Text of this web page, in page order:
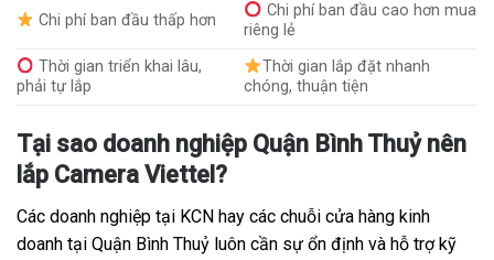
Chi phí ban đầu thấp hơn
Chi phí ban đầu cao hơn mua
riêng lẻ
Thời gian triển khai lâu,
phải tự lắp
Thời gian lắp đặt nhanh
chóng, thuận tiện
Tại sao doanh nghiệp Quận Bình Thuỷ nên
lắp Camera Viettel?
Các doanh nghiệp tại KCN hay các chuỗi cửa hàng kinh
doanh tại Quận Bình Thuỷ luôn cần sự ổn định và hỗ trợ kỹ